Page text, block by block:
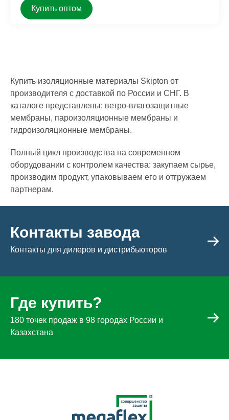
Купить оптом
Купить изоляционные материалы Skipton от
производителя с доставкой по России и СНГ. В
каталоге представлены: ветро-влагозащитные
мембраны, пароизоляционные мембраны и
гидроизоляционные мембраны.
Полный цикл производства на современном
оборудовании с контролем качества: закупаем сырье,
производим продукт, упаковываем его и отгружаем
партнерам.
Контакты завода
Контакты для дилеров и дистрибьюторов
Где купить?
180 точек продаж в 98 городах России и
Казахстана